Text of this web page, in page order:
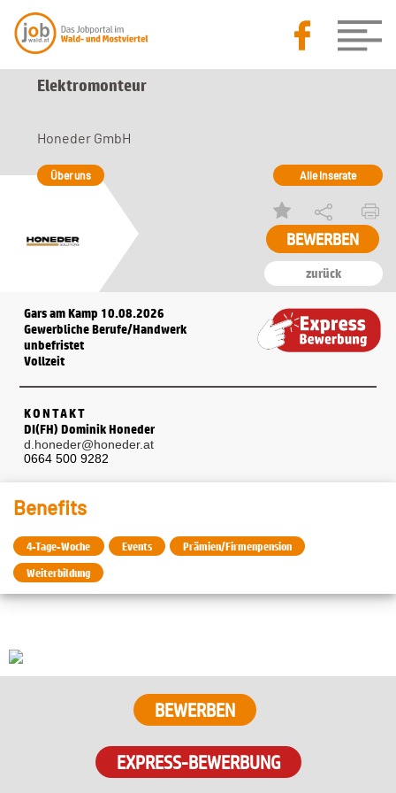
Elektromonteur
zurück
Honeder GmbH
Über uns Alle Inserate
BEWERBEN
Gars am Kamp 10.08.2026
Gewerbliche Berufe/Handwerk
unbefristet
Vollzeit
KONTAKT
DI(FH) Dominik Honeder
d.honeder@honeder.at
0664 500 9282
Benefits
4-Tage-Woche Events
Prämien/Firmenpension
Weiterbildung
BEWERBEN
EXPRESS-BEWERBUNG